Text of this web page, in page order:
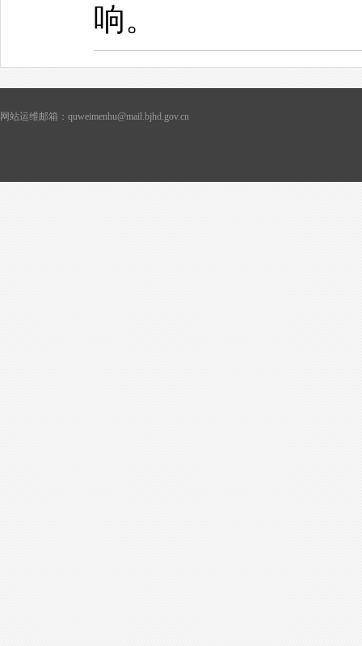
响。
网站运维邮箱：quweimenhu@mail.bjhd.gov.cn